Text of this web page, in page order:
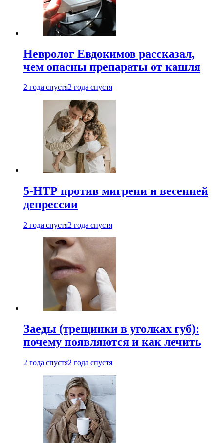
Невролог Евдокимов рассказал,
чем опасны препараты от кашля
2 года спустя2 года спустя
5-НТР против мигрени и весенней
депрессии
2 года спустя2 года спустя
Заеды (трещинки в уголках губ):
почему появляются и как лечить
2 года спустя2 года спустя